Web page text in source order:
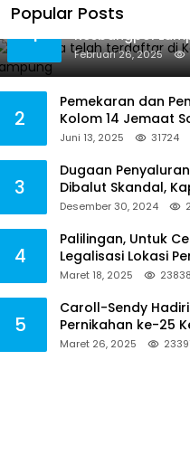
Popular Posts
1
Grib Jaya telah
Kesbangpol
Februari 26, 2025
2
Pemekaran dan
Kolom 14 Jemaat
Langgar Tata
Juni 13, 2025 31724
3
Dugaan Penyaluran
Dibalut Skandal,
Diminta Menseriusi
Desember 30, 2024
4
Palilingan, Untuk
Legalisasi Lokasi
Solusinya
Maret 18, 2025 23838
5
Caroll-Sendy Hadiri
Pernikahan ke-25
Pengadilan Negeri
Maret 26, 2025